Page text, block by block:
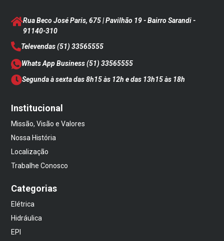
Rua Beco José Paris, 675 | Pavilhão 19 - Bairro Sarandi-
91140-310
Televendas(51) 33565555
Whats App Business(51) 33565555
Segunda à sexta das 8h15 às 12h e das 13h15 às 18h
Institucional
Missão, Visão e Valores
Nossa História
Localização
Trabalhe Conosco
Categorias
Elétrica
Hidráulica
EPI